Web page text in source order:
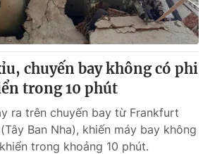
chuyến bay không có phi
trong 10 phút
ra trên chuyến bay từ Frankfurt
Ban Nha), khiến máy bay không
trong khoảng 10 phút.